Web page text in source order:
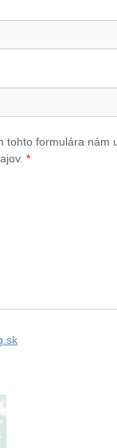
tohto formulára nám
*